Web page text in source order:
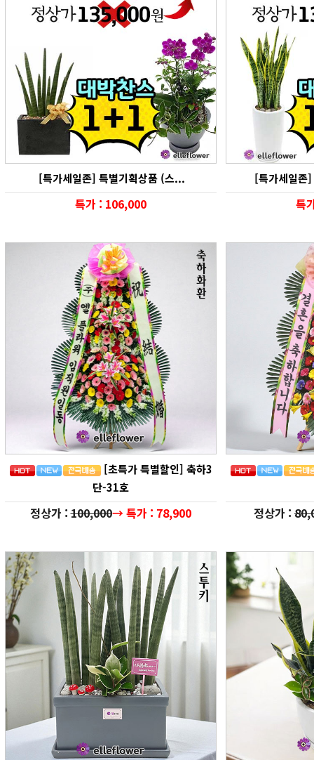
[특가세일존] 특별기획상품 (스...
특가 : 106,000
[특가세일존
특
[초특가 특별할인] 축하3
단-31호
정상가 :100,000→ 특가 : 78,900 정상가 :